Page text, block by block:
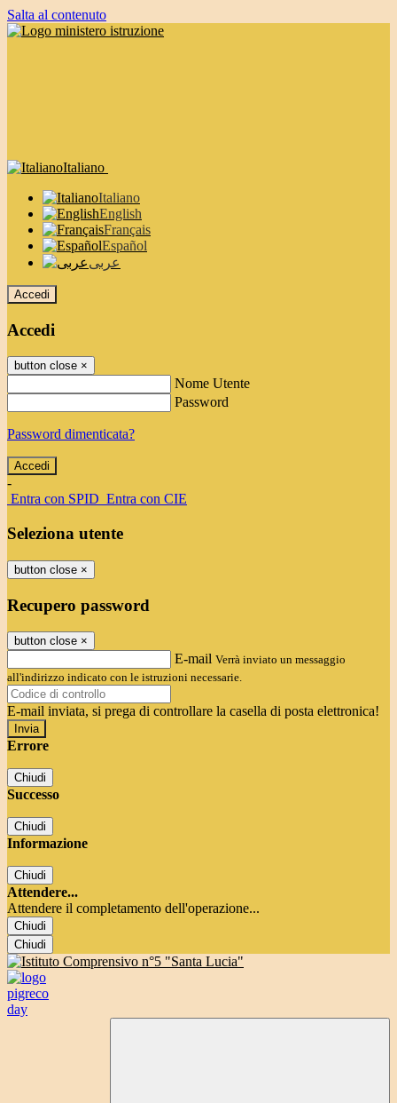
Salta al contenuto
Italiano
Italiano
English
Français
Español
عربى
Accedi
Accedi
button close ×
Nome Utente
Password
Password dimenticata?
-
Entra con SPID Entra con CIE
Seleziona utente
button close ×
Recupero password
button close ×
E-mail Verrà inviato un messaggio
all'indirizzo indicato con le istruzioni necessarie.
E-mail inviata, si prega di controllare la casella di posta elettronica!
Errore
Chiudi
Successo
Chiudi
Informazione
Chiudi
Attendere...
Attendere il completamento dell'operazione...
Chiudi
Chiudi